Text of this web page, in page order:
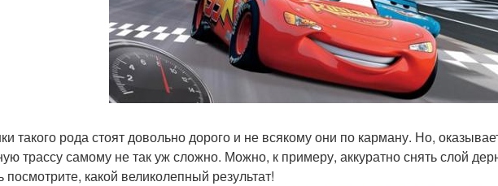
такого рода стоят довольно дорого и не всякому они по карману. Но,
трассу самому не так уж сложно. Можно, к примеру, аккуратно снять слой
посмотрите, какой великолепный результат!